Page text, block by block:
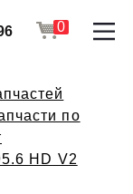
0
по
HD V2